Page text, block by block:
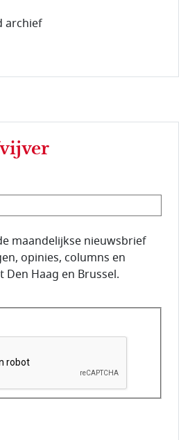
archief
abonnee.
maandelijkse nieuwsbrief
opinies, columns en
Haag en Brussel.
te controleren dat u een mens